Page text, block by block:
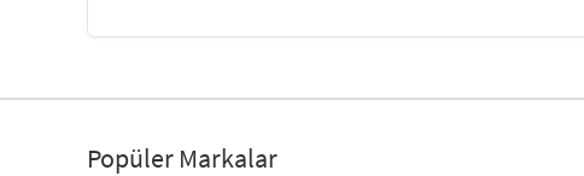
Popüler Markalar